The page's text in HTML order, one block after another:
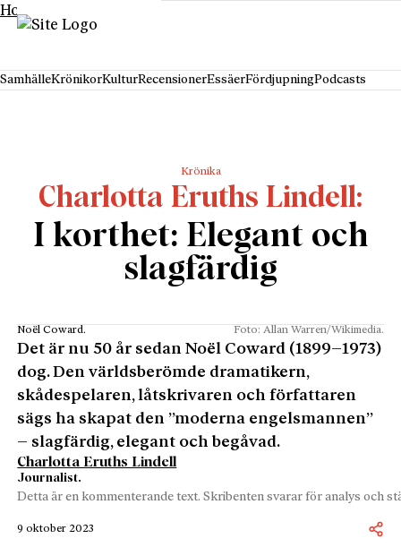
Hoppa till innehåll
SamhälleKrönikorKulturRecensionerEssäerFördjupningPodcasts
Krönika
Charlotta Eruths Lindell
I korthet: Elegant och
slagfärdig
Noël Coward. Foto: Allan Warren/Wikimedia.
Det är nu 50 år sedan Noël Coward (1899–1973)
dog. Den världsberömde dramatikern,
skådespelaren, låtskrivaren och författaren
sägs ha skapat den ”moderna engelsmannen”
– slagfärdig, elegant och begåvad.
Charlotta Eruths Lindell
Journalist.
Detta är en kommenterande text. Skribenten svarar för analys och
9 oktober 2023